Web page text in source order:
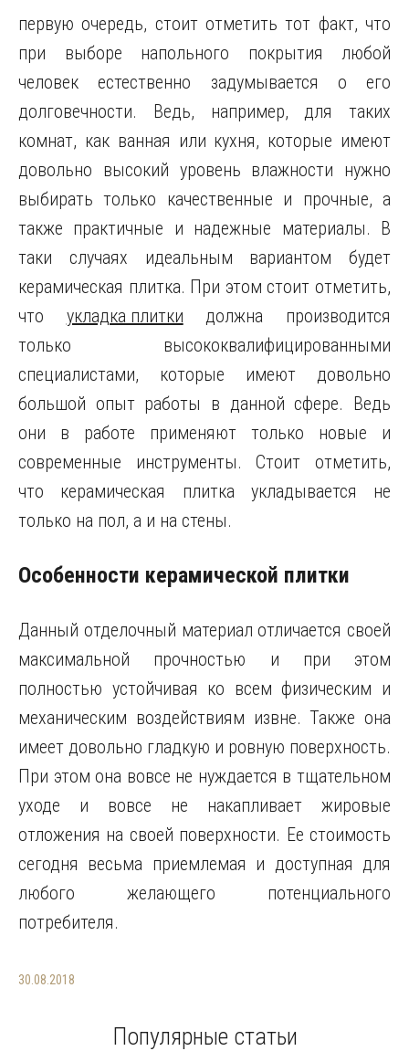
первую очередь, стоит отметить тот факт, что
при выборе напольного покрытия любой
человек естественно задумывается о его
долговечности. Ведь, например, для таких
комнат, как ванная или кухня, которые имеют
довольно высокий уровень влажности нужно
выбирать только качественные и прочные, а
также практичные и надежные материалы. В
таки случаях идеальным вариантом будет
керамическая плитка. При этом стоит отметить,
что укладка плитки должна производится
только высококвалифицированными
специалистами, которые имеют довольно
большой опыт работы в данной сфере. Ведь
они в работе применяют только новые и
современные инструменты. Стоит отметить,
что керамическая плитка укладывается не
только на пол, а и на стены.
Особенности керамической плитки
Данный отделочный материал отличается своей
максимальной прочностью и при этом
полностью устойчивая ко всем физическим и
механическим воздействиям извне. Также она
имеет довольно гладкую и ровную поверхность.
При этом она вовсе не нуждается в тщательном
уходе и вовсе не накапливает жировые
отложения на своей поверхности. Ее стоимость
сегодня весьма приемлемая и доступная для
любого желающего потенциального
потребителя.
30.08.2018
Популярные статьи